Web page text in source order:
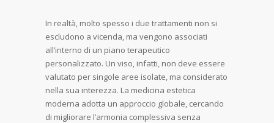
In realtà, molto spesso i due trattamenti non si
escludono a vicenda, ma vengono associati
all’interno di un piano terapeutico
personalizzato. Un viso, infatti, non deve essere
valutato per singole aree isolate, ma considerato
nella sua interezza. La medicina estetica
moderna adotta un approccio globale, cercando
di migliorare l’armonia complessiva senza